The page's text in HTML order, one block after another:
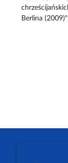
Berlina (2009)"